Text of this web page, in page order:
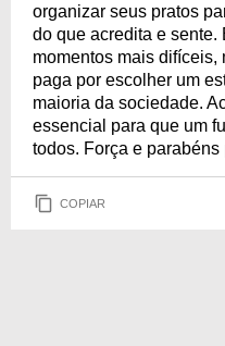
organizar seus pratos
do que acredita e sente.
momentos mais difíceis,
paga por escolher um
maioria da sociedade.
essencial para que um
todos. Força e parabéns
COPIAR